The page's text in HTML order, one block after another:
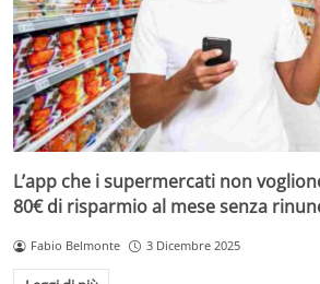
L’app che i supermercati non
80€ di risparmio al mese senza
Fabio Belmonte 3 Dicembre 2025